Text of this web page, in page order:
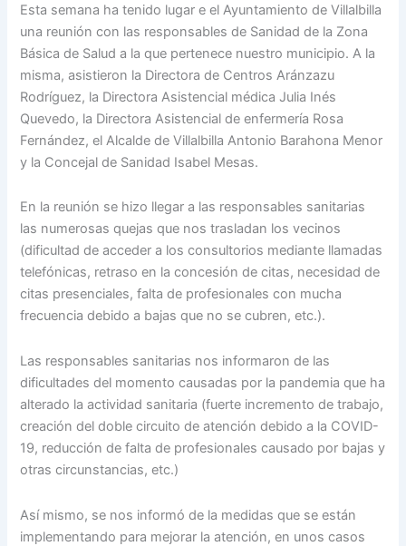
Esta semana ha tenido lugar e el Ayuntamiento de Villalbilla
una reunión con las responsables de Sanidad de la Zona
Básica de Salud a la que pertenece nuestro municipio. A la
misma, asistieron la Directora de Centros Aránzazu
Rodríguez, la Directora Asistencial médica Julia Inés
Quevedo, la Directora Asistencial de enfermería Rosa
Fernández, el Alcalde de Villalbilla Antonio Barahona Menor
y la Concejal de Sanidad Isabel Mesas.
En la reunión se hizo llegar a las responsables sanitarias
las numerosas quejas que nos trasladan los vecinos
(dificultad de acceder a los consultorios mediante llamadas
telefónicas, retraso en la concesión de citas, necesidad de
citas presenciales, falta de profesionales con mucha
frecuencia debido a bajas que no se cubren, etc.).
Las responsables sanitarias nos informaron de las
dificultades del momento causadas por la pandemia que ha
alterado la actividad sanitaria (fuerte incremento de trabajo,
creación del doble circuito de atención debido a la COVID-
19, reducción de falta de profesionales causado por bajas y
otras circunstancias, etc.)
Así mismo, se nos informó de la medidas que se están
implementando para mejorar la atención, en unos casos